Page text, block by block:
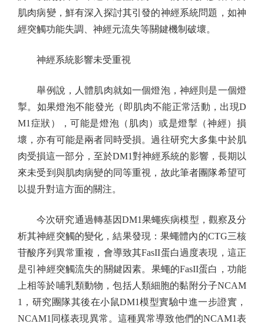
肌肉病變，鮮有深入探討其引發的神經系統問題，如神
經突觸功能失調、神經元流失等關鍵機制破壞。
神經系統影響未受重視
舉例說，人體肌肉就如一個燈泡，神經則是一個燈
掣。如果燈泡不能發光（即肌肉不能正常活動，出現D
M1症狀），可能是燈泡（肌肉）或是燈掣（神經）損
壞，亦有可能是兩者同時受損。過往研究大多集中於肌
肉受損這一部分，至於DM1對神經系統的影響，長期以
來未受到與肌肉病變的同等重視，故此筆者團隊希望可
以提升對這方面的關注。
今次研究通過轉基因DM1果蠅疾病模型，觀察及分
析其神經突觸的變化，結果發現：果蠅體內的CTG三核
苷酸序列異常重複，會導致其FasII蛋白過度表現，這正
是引神經突觸流失的關鍵因素。果蠅的FasII蛋白，功能
上相等於哺乳類動物，包括人類細胞的黏附分子NCAM
1，研究團隊其後在小鼠DM1模型實驗中進一步證實，
NCAM1同樣表現異常。這種異常導致他們的NCAM1表